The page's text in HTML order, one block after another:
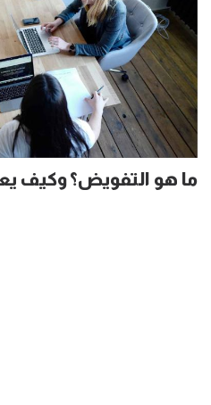
ما هو التفويض؟ وكيف